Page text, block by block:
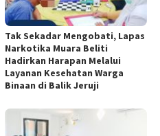
Tak Sekadar Mengobati, Lapas
Narkotika Muara Beliti
Hadirkan Harapan Melalui
Layanan Kesehatan Warga
Binaan di Balik Jeruji